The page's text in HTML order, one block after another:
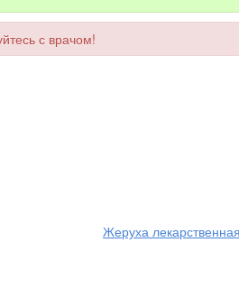
с врачом!
Жеруха лекарственная